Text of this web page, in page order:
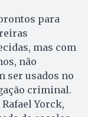
para
mas com
não
ser usados no
criminal.
Yorck,